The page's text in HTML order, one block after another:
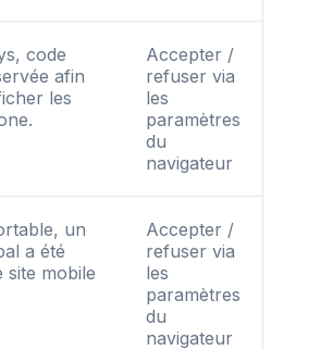
code
afin
les
Accepter /
refuser via
les
paramètres
du
navigateur
un
a été
site mobile
Accepter /
refuser via
les
paramètres
du
navigateur